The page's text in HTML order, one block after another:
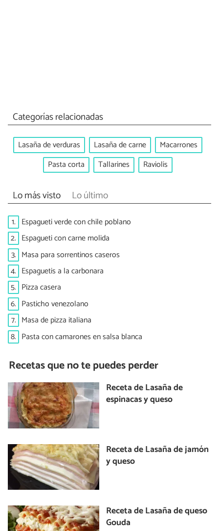
Categorías relacionadas
Lasaña de verduras Lasaña de carne
Macarrones
Pasta corta
Tallarines Raviolis
Lo más visto Lo último
1. Espagueti verde con chile poblano
2. Espagueti con carne molida
3. Masa para sorrentinos caseros
4. Espaguetis a la carbonara
5. Pizza casera
6. Pasticho venezolano
7. Masa de pizza italiana
8. Pasta con camarones en salsa blanca
Recetas que no te puedes perder
Receta de Lasaña de
espinacas y queso
Receta de Lasaña de jamón
y queso
Receta de Lasaña de queso
Gouda